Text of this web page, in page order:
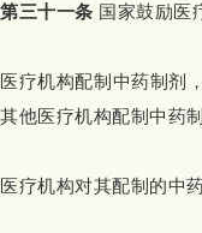
第三十一条 国家鼓励医
医疗机构配制中药制剂
其他医疗机构配制中药
医疗机构对其配制的中